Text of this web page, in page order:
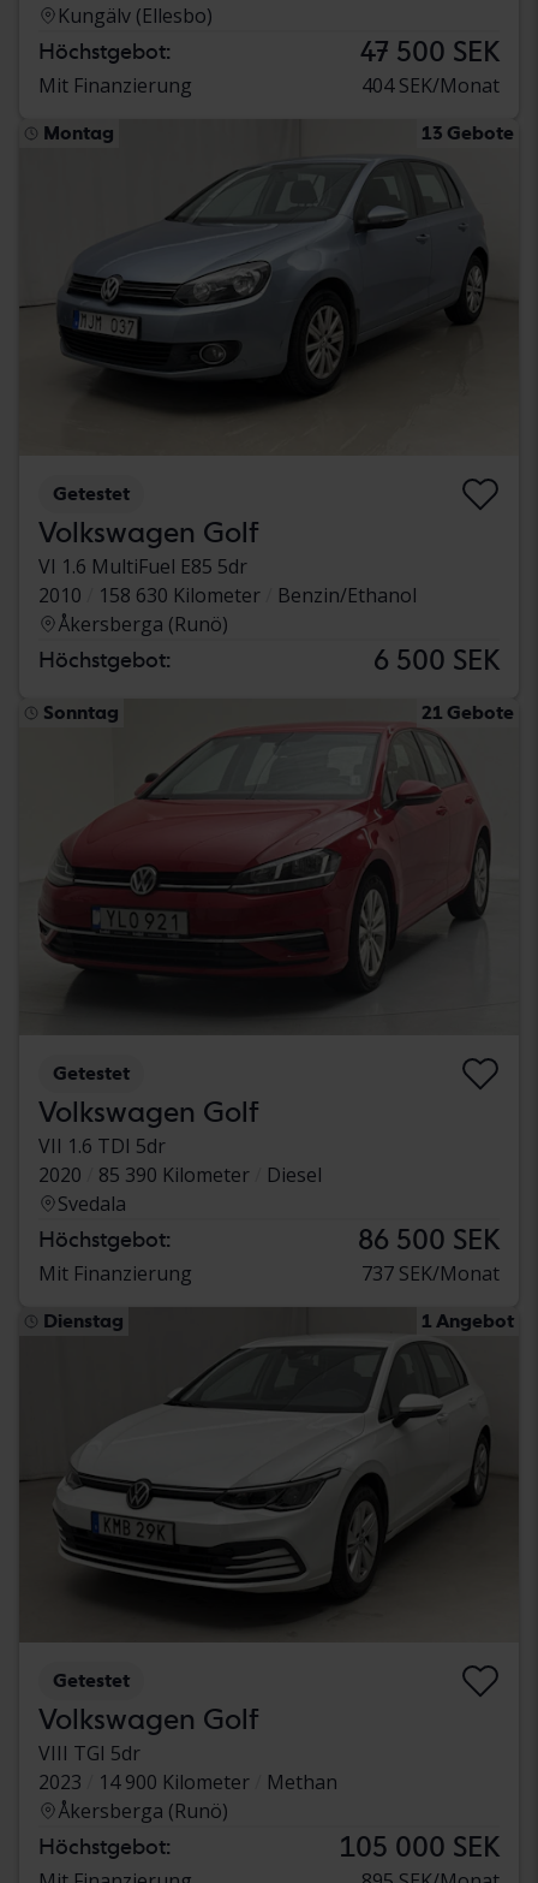
Kungälv (Ellesbo)
Höchstgebot: 47 500 SEK
Mit Finanzierung 404 SEK/Monat
Montag 13 Gebote
Getestet
Volkswagen Golf
VI 1.6 MultiFuel E85 5dr
2010
158 630 Kilometer
Benzin/Ethanol
Åkersberga (Runö)
Höchstgebot: 6 500 SEK
Sonntag 21 Gebote
Getestet
Volkswagen Golf
VII 1.6 TDI 5dr
2020
85 390 Kilometer
Diesel
Svedala
Höchstgebot: 86 500 SEK
Mit Finanzierung 737 SEK/Monat
Dienstag 1 Angebot
Getestet
Volkswagen Golf
VIII TGI 5dr
2023
14 900 Kilometer
Methan
Åkersberga (Runö)
Höchstgebot: 105 000 SEK